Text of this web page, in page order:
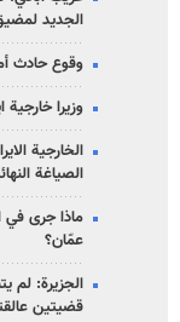
الجديد
وقوع حادث
وزيرا خارجية
الخارجية
الصياغة
ماذا جرى في
عمّان؟
الجزيرة: لم
قضيتين